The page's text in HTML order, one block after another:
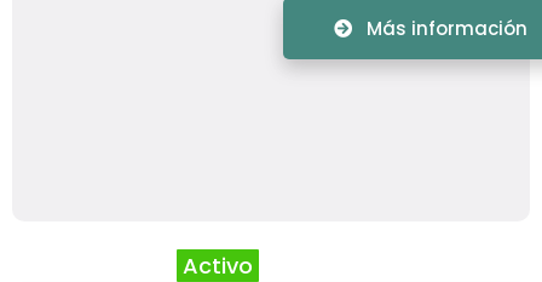
Más información
Activo